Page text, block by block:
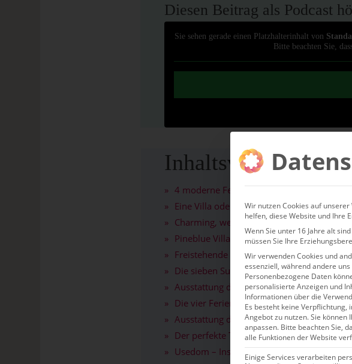
Diesen Beitrag als Podcast
Sie sehen gerade einen Platzhalterinhalt von
Bitte beachten Sie,
Inhaltsverzeichnis
4 moderne Ferienhäuser und 7
Eine Villa oder Suite der Pineblue Villas
Charming, weil...
Pineblue Villas: Kunst, Kultur und Natur in
Freistehende Ferienhäuser & Suiten in
Die sieben Suiten von Pineblue
Ausstattung der Pineblue Suiten
Die vier Ferienhäuser von Pineblue
Ausstattung der Pineblue Ferienhäuser
Der perfekte Tag auf Usedom
Usedom – Insel der Superlative
Wir nutzen Cookies auf
helfen, diese Website und Ihre
Wenn Sie unter 16 Jahre alt
müssen Sie Ihre
Wir verwenden Cookies und
essenziell, während andere
Personenbezogene Daten
personalisierte Anzeigen und
Informationen über die
Es besteht keine
Angebot zu nutzen.Sie können
anpassen. Bitte beachten Sie,
alle Funktionen der Website
Einige Services verarbeiten